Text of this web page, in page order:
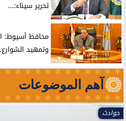
تحرير سيناء:...
محافظ أسيوط:
وتمهيد
آهم الموضوعات
حوادث